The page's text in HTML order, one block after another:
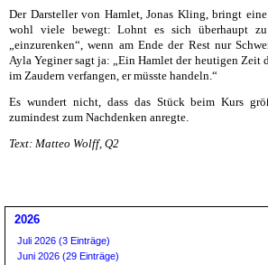
Der Darsteller von Hamlet, Jonas Kling, bringt
wohl viele bewegt: Lohnt es sich überhaupt zu
„einzurenken“, wenn am Ende der Rest nur
Ayla Yeginer sagt ja: „Ein Hamlet der heutigen Zeit
im Zaudern verfangen, er müsste handeln.“
Es wundert nicht, dass das Stück beim Kurs
zumindest zum Nachdenken anregte.
Text: Matteo Wolff, Q2
2026
Juli 2026 (3 Einträge)
Juni 2026 (29 Einträge)